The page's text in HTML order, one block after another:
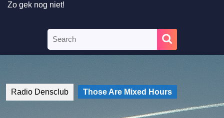
Zo gek nog niet!
for:
Radio Densclub Those Are Mixed Hours